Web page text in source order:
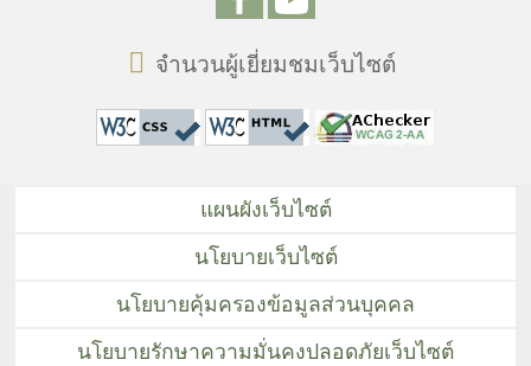
จำนวนผู้เยี่ยมชมเว็บไซต์
แผนผังเว็บไซต์
นโยบายเว็บไซต์
นโยบายคุ้มครองข้อมูลส่วนบุคคล
นโยบายรักษาความมั่นคงปลอดภัยเว็บไซต์